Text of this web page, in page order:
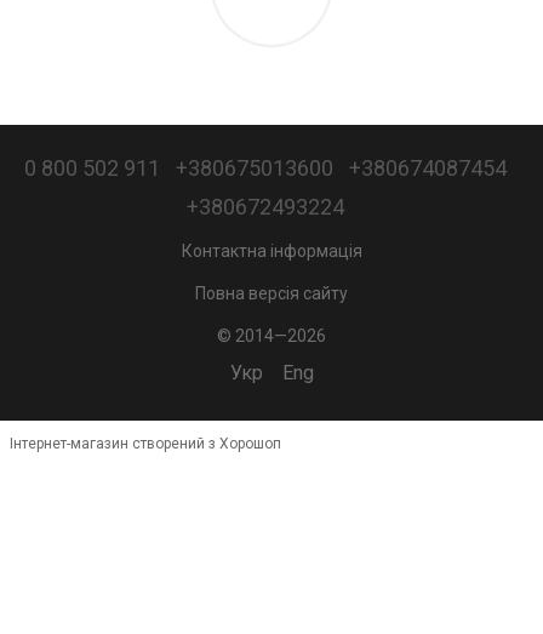
0 800 502 911 +380675013600
+380674087454
+380672493224
Контактна інформація
Повна версія сайту
© 2014—2026
Укр Eng
Інтернет-магазин створений з Хорошоп